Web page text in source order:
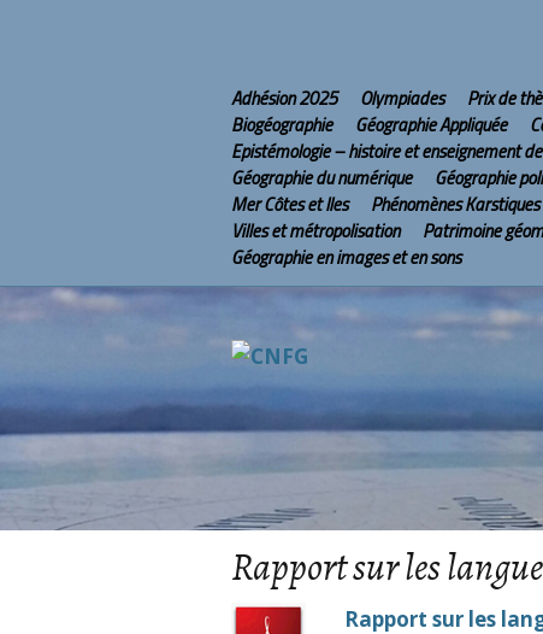
Adhésion 2025 Olympiades Prix de
Biogéographie
Géographie Appliquée
Epistémologie – histoire et enseignement
Géographie du numérique
Géographie
Mer Côtes et Iles
Phénomènes Karstiques
Villes et métropolisation
Patrimoine
Géographie en images et en sons
Rapport sur les
Rapport sur les